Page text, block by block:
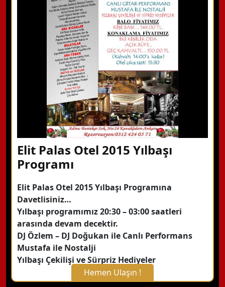
Hemen Arayın
Detaylı Bilgi Alın
Elit Palas Otel 2015 Yılbaşı
Programı
Elit Palas Otel 2015 Yılbaşı Programına
Davetlisiniz…
Yılbaşı programımız 20:30 – 03:00 saatleri
arasında devam decektir.
DJ Özlem – DJ Doğukan ile Canlı Performans
Mustafa ile Nostalji
Yılbaşı Çekilişi ve Sürpriz Hediyeler
Hemen Ulaşın !